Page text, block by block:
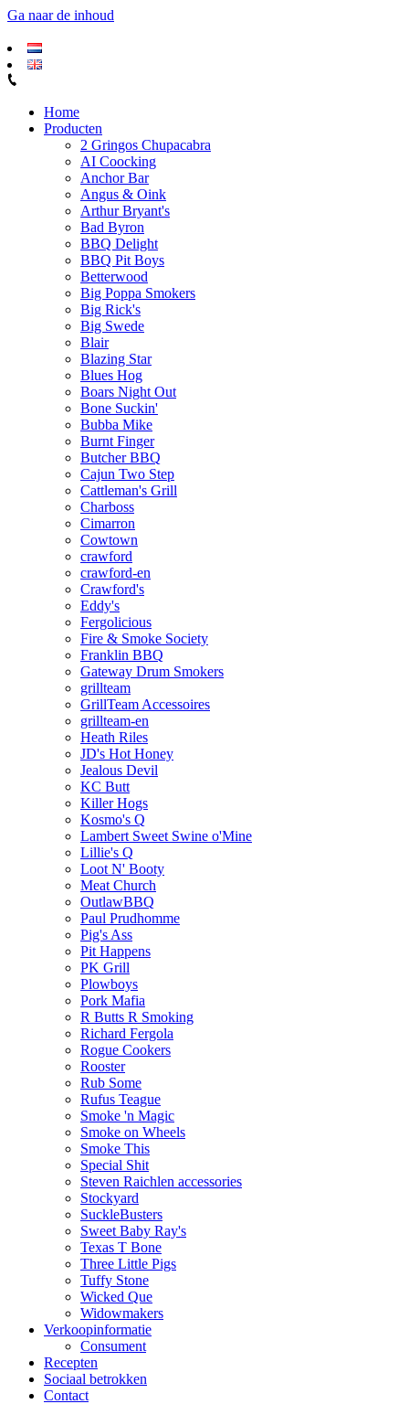
Ga naar de inhoud
Home
Producten
2 Gringos Chupacabra
AI Coocking
Anchor Bar
Angus & Oink
Arthur Bryant's
Bad Byron
BBQ Delight
BBQ Pit Boys
Betterwood
Big Poppa Smokers
Big Rick's
Big Swede
Blair
Blazing Star
Blues Hog
Boars Night Out
Bone Suckin'
Bubba Mike
Burnt Finger
Butcher BBQ
Cajun Two Step
Cattleman's Grill
Charboss
Cimarron
Cowtown
crawford
crawford-en
Crawford's
Eddy's
Fergolicious
Fire & Smoke Society
Franklin BBQ
Gateway Drum Smokers
grillteam
GrillTeam Accessoires
grillteam-en
Heath Riles
JD's Hot Honey
Jealous Devil
KC Butt
Killer Hogs
Kosmo's Q
Lambert Sweet Swine o'Mine
Lillie's Q
Loot N' Booty
Meat Church
OutlawBBQ
Paul Prudhomme
Pig's Ass
Pit Happens
PK Grill
Plowboys
Pork Mafia
R Butts R Smoking
Richard Fergola
Rogue Cookers
Rooster
Rub Some
Rufus Teague
Smoke 'n Magic
Smoke on Wheels
Smoke This
Special Shit
Steven Raichlen accessories
Stockyard
SuckleBusters
Sweet Baby Ray's
Texas T Bone
Three Little Pigs
Tuffy Stone
Wicked Que
Widowmakers
Verkoopinformatie
Consument
Recepten
Sociaal betrokken
Contact